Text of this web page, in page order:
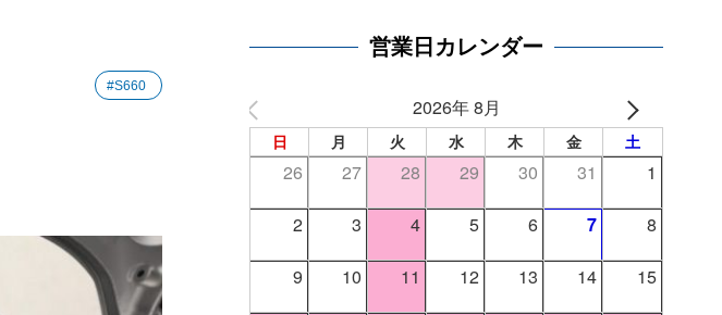
#S660
営業日カレンダー
2026年 8月
日 月 火 水 木 金 土
26 27 28 29 30 31 1
2 3 4 5 6 7 8
9 10 11 12 13 14 15